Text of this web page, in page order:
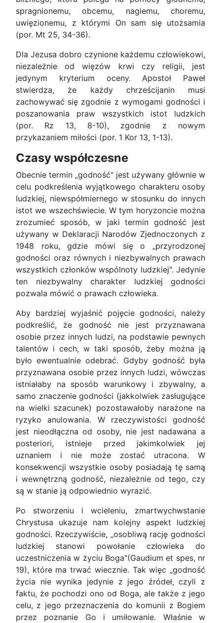
spragnionemu, obcemu, nagiemu, choremu,
uwięzionemu, z którymi On sam się utożsamia
(por. Mt 25, 34-36).
Dla Jezusa dobro czynione każdemu człowiekowi,
niezależnie od więzów krwi czy religii, jest
jedynym kryterium oceny. Apostoł Paweł
stwierdza, że każdy chrześcijanin musi
zachowywać się zgodnie z wymogami godności i
poszanowania praw wszystkich istot ludzkich
(por. Rz 13, 8-10), zgodnie z nowym
przykazaniem miłości (por. 1 Kor 13, 1-13).
Czasy współczesne
Obecnie termin „godność" jest używany głównie w
celu podkreślenia wyjątkowego charakteru osoby
ludzkiej, niewspółmiernego w stosunku do innych
istot we wszechświecie. W tym horyzoncie można
zrozumieć sposób, w jaki termin godność jest
używany w Deklaracji Narodów Zjednoczonych z
1948 roku, gdzie mówi się o „przyrodzonej
godności oraz równych i niezbywalnych prawach
wszystkich członków wspólnoty ludzkiej". Jedynie
ten niezbywalny charakter ludzkiej godności
pozwala mówić o prawach człowieka.
Aby bardziej wyjaśnić pojęcie godności, należy
podkreślić, że godność nie jest przyznawana
osobie przez innych ludzi, na podstawie pewnych
talentów i cech, w taki sposób, żeby można ją
było ewentualnie odebrać. Gdyby godność była
przyznawana osobie przez innych ludzi, wówczas
istniałaby na sposób warunkowy i zbywalny, a
samo znaczenie godności (jakkolwiek zasługujące
na wielki szacunek) pozostawałoby narażone na
ryzyko anulowania. W rzeczywistości godność
jest nieodłączna od osoby, nie jest nadawana a
posteriori, istnieje przed jakimkolwiek jej
uznaniem i nie może zostać utracona. W
konsekwencji wszystkie osoby posiadają tę samą
i wewnętrzną godność, niezależnie od tego, czy
są w stanie ją odpowiednio wyrazić.
Po stworzeniu i wcieleniu, zmartwychwstanie
Chrystusa ukazuje nam kolejny aspekt ludzkiej
godności. Rzeczywiście, „osobliwą rację godności
ludzkiej stanowi powołanie człowieka do
uczestniczenia w życiu Boga"(Gaudium et spes, nr
19), które ma trwać wiecznie. Tak więc „godność
życia nie wynika jedynie z jego źródeł, czyli z
faktu, że pochodzi ono od Boga, ale także z jego
celu, z jego przeznaczenia do komunii z Bogiem
przez poznanie Go i umiłowanie. Właśnie w